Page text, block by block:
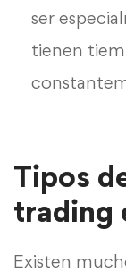
ser
tienen
Tipos
trading
Existen